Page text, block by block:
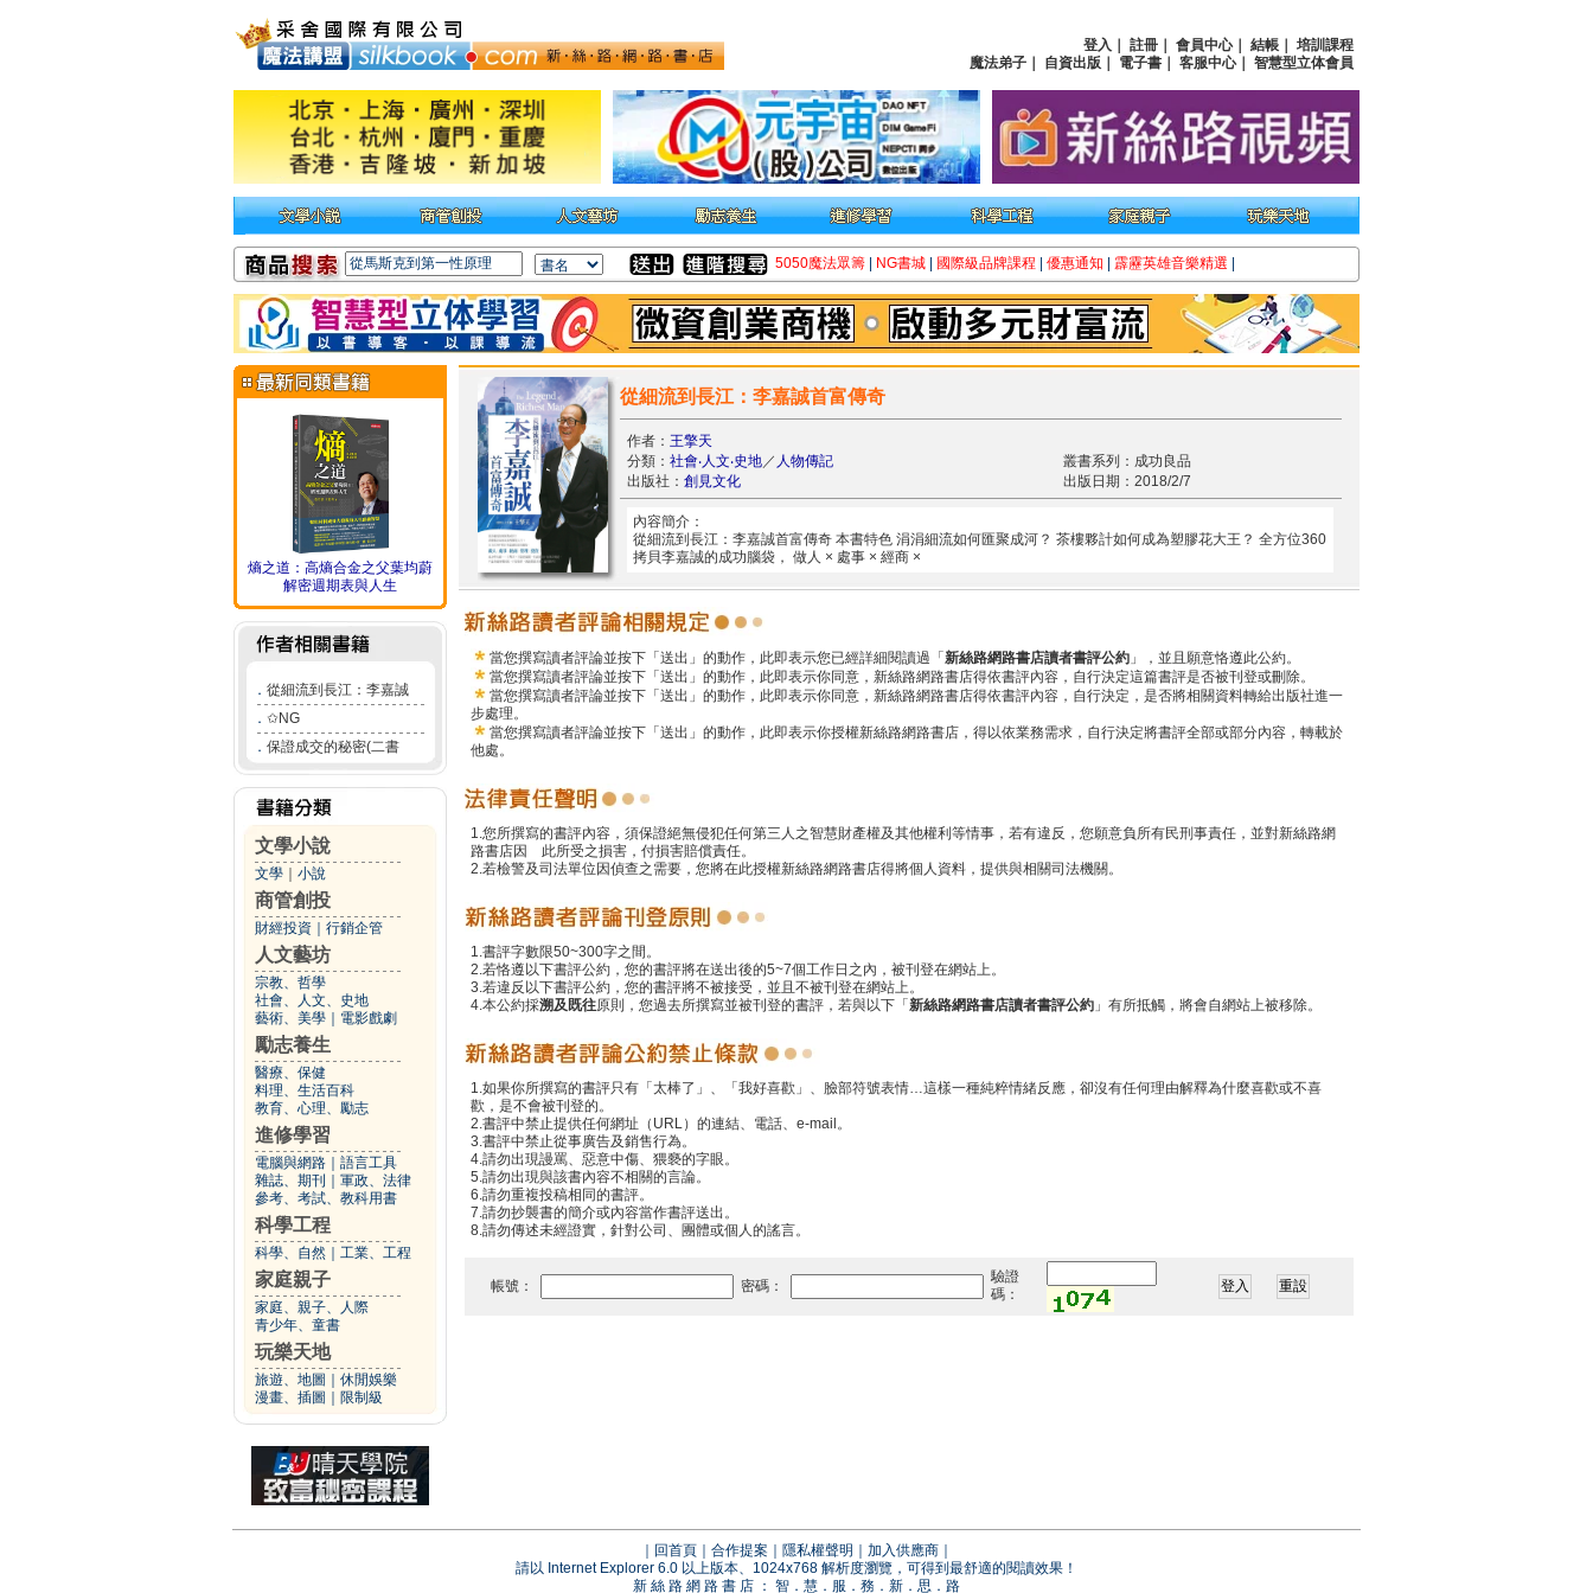
登入 註冊 會員中心｜ 結帳
培訓課程
魔法弟子
自資出版 電子書 客服中心｜ 智慧型立体會員
5050魔法眾籌 NG書城 國際級品牌課程 優惠通知 霹靂英雄音樂精選
熵之道：高熵合金之父葉均蔚
解密週期表與人生
． 從細流到長江：李嘉誠
． ✩NG
． 保證成交的秘密(二書
文學小說
文學 小說
商管創投
財經投資 行銷企管
人文藝坊
宗教、哲學
社會、人文、史地
藝術、美學
電影戲劇
勵志養生
醫療、保健
料理、生活百科
教育、心理、勵志
進修學習
電腦與網路
語言工具
雜誌、期刊
軍政、法律
參考、考試、教科用書
科學工程
科學、自然 工業、工程
家庭親子
家庭、親子、人際
青少年、童書
玩樂天地
旅遊、地圖
休閒娛樂
漫畫、插圖
限制級
從細流到長江：李嘉誠首富傳奇
作者： 王擎天
分類： 社會‧人文‧史地／ 人物傳記
叢書系列：成功良品
出版社： 創見文化 出版日期：2018/2/7
內容簡介：
從細流到長江：李嘉誠首富傳奇 本書特色 涓涓細流如何匯聚成河？ 茶樓夥計如何成為塑膠花大王？ 全方位360
拷貝李嘉誠的成功腦袋， 做人 × 處事 × 經商 ×
當您撰寫讀者評論並按下「送出」的動作，此即表示您已經詳細閱讀過「 新絲路網路書店讀者書評公約 」，並且願意恪遵此公約。
當您撰寫讀者評論並按下「送出」的動作，此即表示你同意，新絲路網路書店得依書評內容，自行決定這篇書評是否被刊登或刪除。
當您撰寫讀者評論並按下「送出」的動作，此即表示你同意，新絲路網路書店得依書評內容，自行決定，是否將相關資料轉給出版社進一
步處理。
當您撰寫讀者評論並按下「送出」的動作，此即表示你授權新絲路網路書店，得以依業務需求，自行決定將書評全部或部分內容，轉載於
他處。
1.您所撰寫的書評內容，須保證絕無侵犯任何第三人之智慧財產權及其他權利等情事，若有違反，您願意負所有民刑事責任，並對新絲路網
路書店因 此所受之損害，付損害賠償責任。
2.若檢警及司法單位因偵查之需要，您將在此授權新絲路網路書店得將個人資料，提供與相關司法機關。
1.書評字數限50~300字之間。
2.若恪遵以下書評公約，您的書評將在送出後的5~7個工作日之內，被刊登在網站上。
3.若違反以下書評公約，您的書評將不被接受，並且不被刊登在網站上。
4.本公約採溯及既往原則，您過去所撰寫並被刊登的書評，若與以下「 新絲路網路書店讀者書評公約 」有所抵觸，將會自網站上被移除。
1.如果你所撰寫的書評只有「太棒了」、「我好喜歡」、臉部符號表情…這樣一種純粹情緒反應，卻沒有任何理由解釋為什麼喜歡或不喜
歡，是不會被刊登的。
2.書評中禁止提供任何網址（URL）的連結、電話、e-mail。
3.書評中禁止從事廣告及銷售行為。
4.請勿出現謾罵、惡意中傷、猥褻的字眼。
5.請勿出現與該書內容不相關的言論。
6.請勿重複投稿相同的書評。
7.請勿抄襲書的簡介或內容當作書評送出。
8.請勿傳述未經證實，針對公司、團體或個人的謠言。
帳號： 密碼：
驗證
碼：
回首頁 合作提案 隱私權聲明 加入供應商
請以 Internet Explorer 6.0 以上版本、1024x768 解析度瀏覽，可得到最舒適的閱讀效果！
新 絲 路 網 路 書 店 ： 智．慧．服．務．新．思．路